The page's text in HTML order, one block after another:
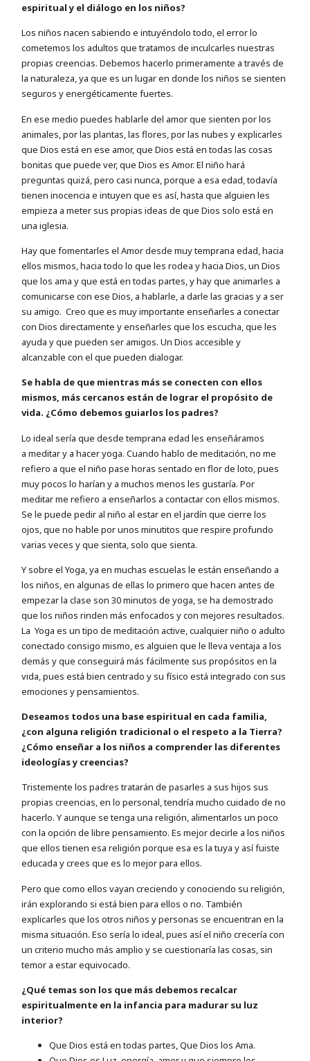
espiritual y el diálogo en los niños?
Los niños nacen sabiendo e intuyéndolo todo, el error lo
cometemos los adultos que tratamos de inculcarles nuestras
propias creencias. Debemos hacerlo primeramente a través de
la naturaleza, ya que es un lugar en donde los niños se sienten
seguros y energéticamente fuertes.
En ese medio puedes hablarle del amor que sienten por los
animales, por las plantas, las flores, por las nubes y explicarles
que Dios está en ese amor, que Dios está en todas las cosas
bonitas que puede ver, que Dios es Amor. El niño hará
preguntas quizá, pero casi nunca, porque a esa edad, todavía
tienen inocencia e intuyen que es así, hasta que alguien les
empieza a meter sus propias ideas de que Dios solo está en
una iglesia.
Hay que fomentarles el Amor desde muy temprana edad, hacia
ellos mismos, hacia todo lo que les rodea y hacia Dios, un Dios
que los ama y que está en todas partes, y hay que animarles a
comunicarse con ese Dios, a hablarle, a darle las gracias y a ser
su amigo. Creo que es muy importante enseñarles a conectar
con Dios directamente y enseñarles que los escucha, que les
ayuda y que pueden ser amigos. Un Dios accesible y
alcanzable con el que pueden dialogar.
Se habla de que mientras más se conecten con ellos
mismos, más cercanos están de lograr el propósito de
vida. ¿Cómo debemos guiarlos los padres?
Lo ideal sería que desde temprana edad les enseñáramos
a meditar y a hacer yoga. Cuando hablo de meditación, no me
refiero a que el niño pase horas sentado en flor de loto, pues
muy pocos lo harían y a muchos menos les gustaría. Por
meditar me refiero a enseñarlos a contactar con ellos mismos.
Se le puede pedir al niño al estar en el jardín que cierre los
ojos, que no hable por unos minutitos que respire profundo
varias veces y que sienta, solo que sienta.
Y sobre el Yoga, ya en muchas escuelas le están enseñando a
los niños, en algunas de ellas lo primero que hacen antes de
empezar la clase son 30 minutos de yoga, se ha demostrado
que los niños rinden más enfocados y con mejores resultados.
La Yoga es un tipo de meditación active, cualquier niño o adulto
conectado consigo mismo, es alguien que le lleva ventaja a los
demás y que conseguirá más fácilmente sus propósitos en la
vida, pues está bien centrado y su físico está integrado con sus
emociones y pensamientos.
Deseamos todos una base espiritual en cada familia,
¿con alguna religión tradicional o el respeto a la Tierra?
¿Cómo enseñar a los niños a comprender las diferentes
ideologías y creencias?
Tristemente los padres tratarán de pasarles a sus hijos sus
propias creencias, en lo personal, tendría mucho cuidado de no
hacerlo. Y aunque se tenga una religión, alimentarlos un poco
con la opción de libre pensamiento. Es mejor decirle a los niños
que ellos tienen esa religión porque esa es la tuya y así fuiste
educada y crees que es lo mejor para ellos.
Pero que como ellos vayan creciendo y conociendo su religión,
irán explorando si está bien para ellos o no. También
explicarles que los otros niños y personas se encuentran en la
misma situación. Eso sería lo ideal, pues así el niño crecería con
un criterio mucho más amplio y se cuestionaría las cosas, sin
temor a estar equivocado.
¿Qué temas son los que más debemos recalcar
espiritualmente en la infancia para madurar su luz
interior?
Que Dios está en todas partes, Que Dios los Ama.